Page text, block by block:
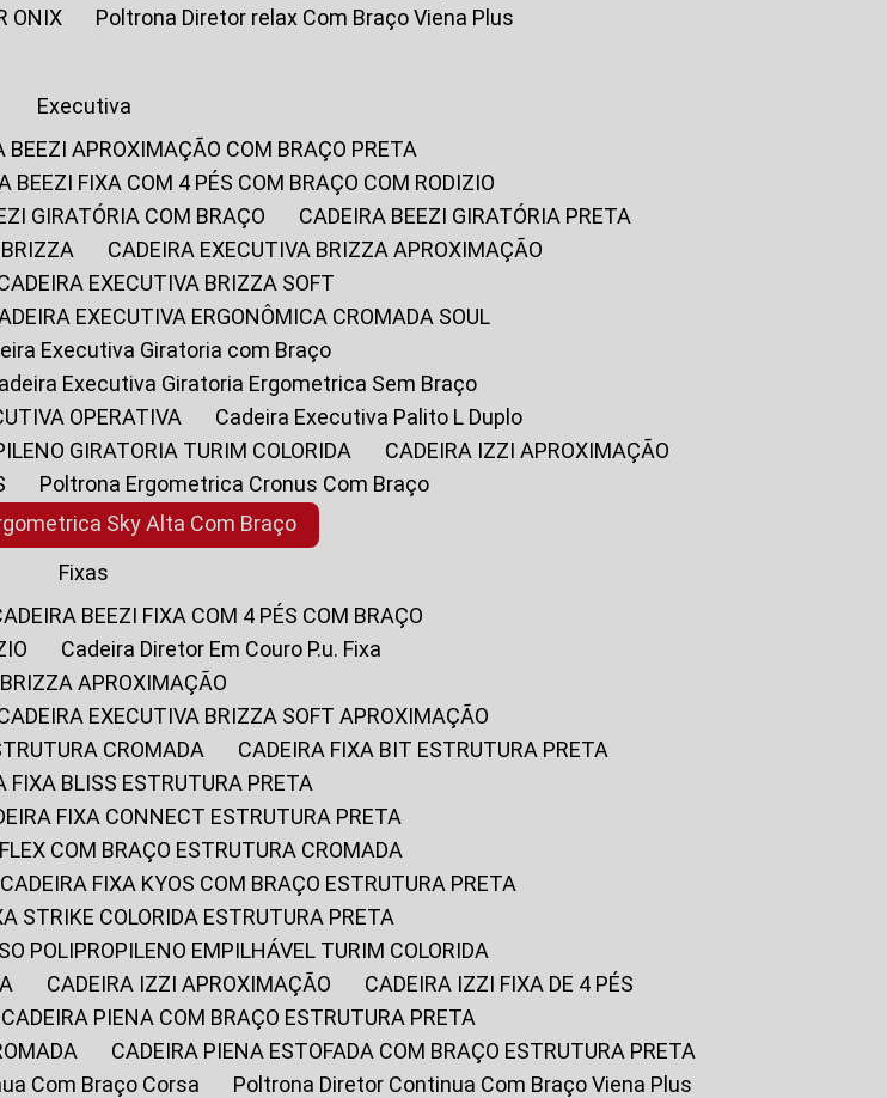
ONIX
Poltrona Diretor relax Com Braço Viena Plus
Executiva
BEEZI APROXIMAÇÃO COM BRAÇO PRETA
BEEZI FIXA COM 4 PÉS COM BRAÇO COM RODIZIO
GIRATÓRIA COM BRAÇO
CADEIRA BEEZI GIRATÓRIA PRETA
BRIZZA
CADEIRA EXECUTIVA BRIZZA APROXIMAÇÃO
CADEIRA EXECUTIVA BRIZZA SOFT
EXECUTIVA ERGONÔMICA CROMADA SOUL
Executiva Giratoria com Braço
Cadeira Executiva Giratoria Ergometrica Sem Braço
OPERATIVA
Cadeira Executiva Palito L Duplo
GIRATORIA TURIM COLORIDA
CADEIRA IZZI APROXIMAÇÃO
Poltrona Ergometrica Cronus Com Braço
Sky Alta Com Braço
Fixas
CADEIRA BEEZI FIXA COM 4 PÉS COM BRAÇO
Cadeira Diretor Em Couro P.u. Fixa
BRIZZA APROXIMAÇÃO
CADEIRA EXECUTIVA BRIZZA SOFT APROXIMAÇÃO
CROMADA
CADEIRA FIXA BIT ESTRUTURA PRETA
FIXA BLISS ESTRUTURA PRETA
FIXA CONNECT ESTRUTURA PRETA
FLEX COM BRAÇO ESTRUTURA CROMADA
CADEIRA FIXA KYOS COM BRAÇO ESTRUTURA PRETA
STRIKE COLORIDA ESTRUTURA PRETA
POLIPROPILENO EMPILHÁVEL TURIM COLORIDA
CADEIRA IZZI APROXIMAÇÃO
CADEIRA IZZI FIXA DE 4 PÉS
CADEIRA PIENA COM BRAÇO ESTRUTURA PRETA
CADEIRA PIENA ESTOFADA COM BRAÇO ESTRUTURA PRETA
Com Braço Corsa
Poltrona Diretor Continua Com Braço Viena Plus